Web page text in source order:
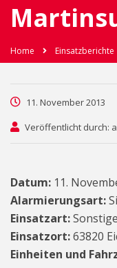
Home Einsatzberichte
11. November 2013
Veröffentlicht durch:
Datum: 11.
Alarmierungsart:
Einsatzart:
Einsatzort:63820
Einheiten und